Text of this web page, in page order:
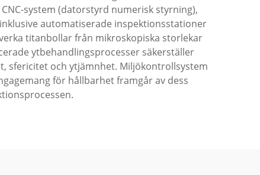
system (datorstyrd numerisk styrning),
automatiserade inspektionsstationer
titanbollar från mikroskopiska storlekar
ytbehandlingsprocesser säkerställer
sfericitet och ytjämnhet. Miljökontrollsystem
för hållbarhet framgår av dess